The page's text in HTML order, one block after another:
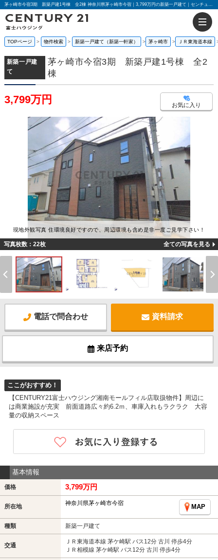
茅ヶ崎市今宿3期 新築戸建1号棟 全2棟 神奈川県茅ヶ崎市今宿｜3,799万円の新築一戸建て｜センチュリー21富士ハウジング
TOPページ 物件検索 新築一戸建て（新築一軒家） 茅ヶ崎市 ＪＲ東海道本線
新築一戸建
て
茅ヶ崎市今宿3期 新築戸建1号棟 全2
棟
3,799万円 お気に入り
現地外観写真 住環境良好ですので、周辺環境も含め是非一度ご見学下さい！
写真枚数：22枚 全ての写真を見る
電話で問合わせ 資料請求
来店予約
ここがおすすめ！
【CENTURY21富士ハウジング湘南モールフィル店取扱物件】周辺に
は商業施設が充実 前面道路広々約6.2ｍ、車庫入れもラクラク 大容
量の収納スペース
基本情報
価格 3,799万円
所在地 神奈川県茅ヶ崎市今宿
MAP
種類 新築一戸建て
交通
ＪＲ東海道本線 茅ケ崎駅 バス12分 古川 停歩4分
ＪＲ相模線 茅ケ崎駅 バス12分 古川 停歩4分